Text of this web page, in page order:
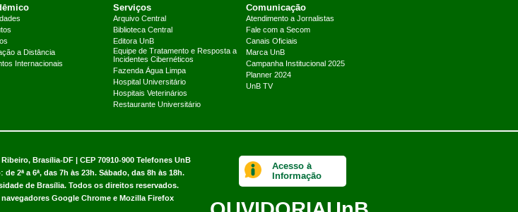
a Distância
Internacionais
Serviços
Arquivo Central
Biblioteca Central
Editora UnB
Equipe de Tratamento e Resposta a
Incidentes Cibernéticos
Fazenda Água Limpa
Hospital Universitário
Hospitais Veterinários
Restaurante Universitário
Comunicação
Atendimento a Jornalistas
Fale com a Secom
Canais Oficiais
Marca UnB
Campanha Institucional 2025
Planner 2024
UnB TV
Brasília-DF | CEP 70910-900 Telefones UnB
2ª a 6ª, das 7h às 23h. Sábado, das 8h às 18h.
de Brasília. Todos os direitos reservados.
Google Chrome e Mozilla Firefox
Acesso à
Informação